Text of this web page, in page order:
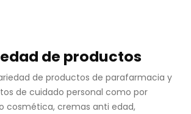
de productos
de productos de parafarmacia y
de cuidado personal como por
cosmética, cremas anti edad,